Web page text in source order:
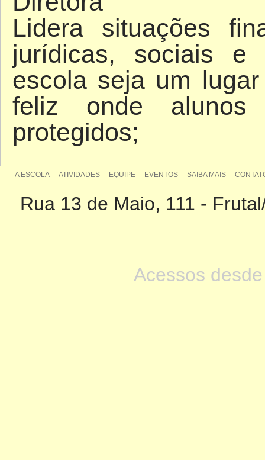
Lidera situações
jurídicas, sociais
escola seja um
feliz onde
protegidos;
A ESCOLA ATIVIDADES EQUIPE EVENTOS SAIBA MAIS
Rua 13 de Maio, 111 -
Acessos